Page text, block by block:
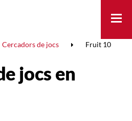
Cercadors de jocs Fruit 10
jocs en